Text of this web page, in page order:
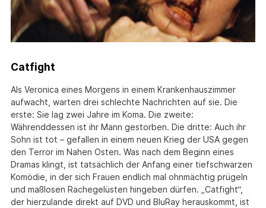
Catfight
Als Veronica eines Morgens in einem Krankenhauszimmer
aufwacht, warten drei schlechte Nachrichten auf sie. Die
erste: Sie lag zwei Jahre im Koma. Die zweite:
Währenddessen ist ihr Mann gestorben. Die dritte: Auch ihr
Sohn ist tot – gefallen in einem neuen Krieg der USA gegen
den Terror im Nahen Osten. Was nach dem Beginn eines
Dramas klingt, ist tatsächlich der Anfang einer tiefschwarzen
Komödie, in der sich Frauen endlich mal ohnmächtig prügeln
und maßlosen Rachegelüsten hingeben dürfen. „Catfight“,
der hierzulande direkt auf DVD und BluRay herauskommt, ist